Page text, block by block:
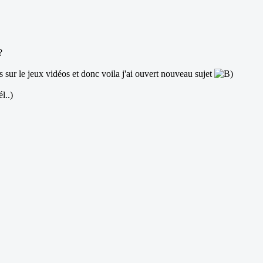
sur le jeux vidéos et donc voila j'ai ouvert nouveau sujet